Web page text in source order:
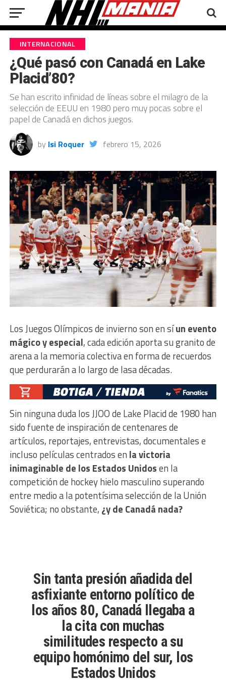
INTERNACIONAL
¿Qué pasó con Canadá en Lake
Placid’80?
Se han escrito infinidad de líneas sobre el milagro de la
selección de EEUU en 1980 pero muy pocas sobre el
papel de Canadá en dichos juegos.
by Isi Roquer febrero 15, 2026
Los Juegos Olímpicos de invierno son en síun evento
mágico y especial, cada edición aporta su granito de
arena a la memoria colectiva en forma de recuerdos
que perdurarán a lo largo de lasa décadas.
Sin ninguna duda los JJOO de Lake Placid de 1980 han
sido fuente de inspiración de centenares de
artículos, reportajes, entrevistas, documentales e
incluso películas centrados en la victoria
inimaginable de los Estados Unidosen la
competición de hockey hielo masculino superando
entre medio a la potentísima selección de la Unión
Soviética; no obstante, ¿y de Canadá nada?
Sin tanta presión añadida del
asfixiante entorno político de
los años 80, Canadá llegaba a
la cita con muchas
similitudes respecto a su
equipo homónimo del sur, los
Estados Unidos